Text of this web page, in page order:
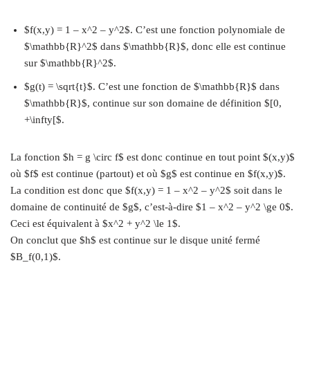
$f(x,y) = 1 – x^2 – y^2$. C’est une fonction polynomiale de
$\mathbb{R}^2$ dans $\mathbb{R}$, donc elle est continue
sur $\mathbb{R}^2$.
$g(t) = \sqrt{t}$. C’est une fonction de $\mathbb{R}$ dans
$\mathbb{R}$, continue sur son domaine de définition $[0,
+\infty[$.
La fonction $h = g \circ f$ est donc continue en tout point $(x,y)$
où $f$ est continue (partout) et où $g$ est continue en $f(x,y)$.
La condition est donc que $f(x,y) = 1 – x^2 – y^2$ soit dans le
domaine de continuité de $g$, c’est-à-dire $1 – x^2 – y^2 \ge 0$.
Ceci est équivalent à $x^2 + y^2 \le 1$.
On conclut que $h$ est continue sur le disque unité fermé
$B_f(0,1)$.